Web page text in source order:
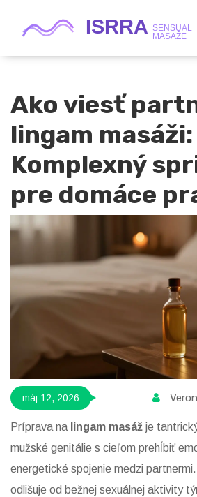
Ako viesť
lingam masáži:
Komplexný
pre domáce
máj 12, 2026
Príprava na lingam masáž je
mužské genitálie s cieľom prehĺbiť
energetické spojenie medzi partnermi
odlišuje od bežnej sexuálnej aktivity